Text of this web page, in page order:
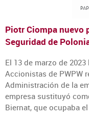
Piotr Ciompa nuevo
Seguridad de
El 13 de marzo de
Accionistas de PWPW
Administración de la
empresa sustituyó
Biernat, que ocupaba